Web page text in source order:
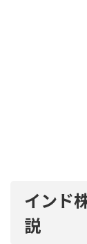
インド
説